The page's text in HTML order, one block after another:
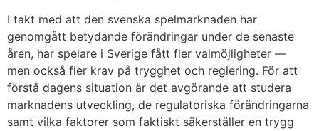
I takt med att den svenska spelmarknaden har
genomgått betydande förändringar under de senaste
åren, har spelare i Sverige fått fler valmöjligheter —
men också fler krav på trygghet och reglering. För att
förstå dagens situation är det avgörande att studera
marknadens utveckling, de regulatoriska förändringarna
samt vilka faktorer som faktiskt säkerställer en trygg